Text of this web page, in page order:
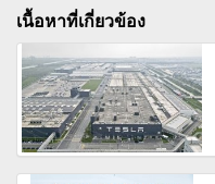
เนื้อหาที่เกี่ยวข้อง